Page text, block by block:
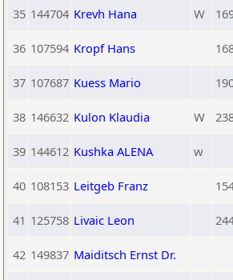
35 144704 Krevh Hana W
36 107594 Kropf Hans
37 107687 Kuess Mario
38 146632 Kulon Klaudia W
39 144612 Kushka ALENA w
40 108153 Leitgeb Franz
41 125758 Livaic Leon
42 149837 Maiditsch Ernst Dr.